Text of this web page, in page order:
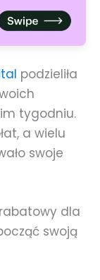
podzieliła
tygodniu.
a wielu
swoje
dla
swoją